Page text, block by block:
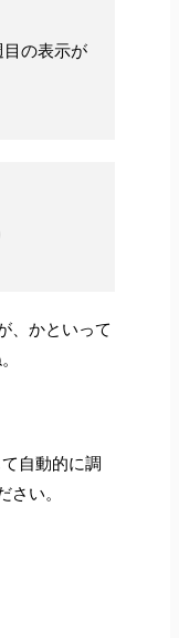
の表示が
、かといって
自動的に調
い。